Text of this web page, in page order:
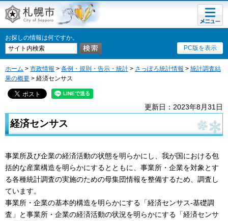
札幌市
お探しの情報は何ですか。
PC版を表示
メニュ
ー
ホーム > 市政情報 > 条例・規則・告示・統計 > さっぽろ統計情報 > 統計調査結
果の概要 > 経済センサス
更新日：2023年8月31日
経済センサス
事業所及び企業の経済活動の状態を明らかにし、我が国における包
括的な産業構造を明らかにするとともに、事業所・企業を対象とす
る各種統計調査の実施のための母集団情報を整備するため、調査し
ています。
事業所・企業の基本的構造を明らかにする「経済センサス-基礎調
査」と事業所・企業の経済活動の状況を明らかにする「経済センサ